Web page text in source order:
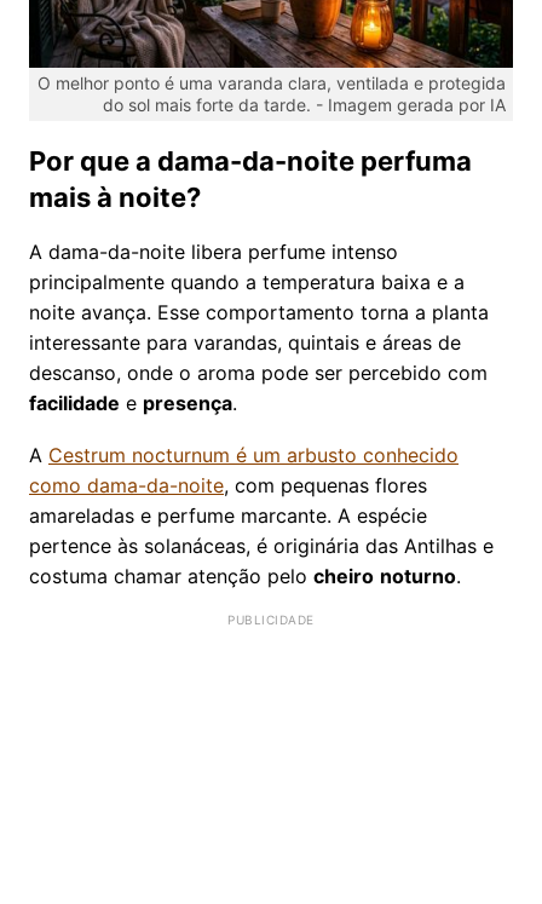
O melhor ponto é uma varanda clara, ventilada e protegida
do sol mais forte da tarde. - Imagem gerada por IA
Por que a dama-da-noite perfuma
mais à noite?
A dama-da-noite libera perfume intenso
principalmente quando a temperatura baixa e a
noite avança. Esse comportamento torna a planta
interessante para varandas, quintais e áreas de
descanso, onde o aroma pode ser percebido com
facilidade e presença.
A Cestrum nocturnum é um arbusto conhecido
como dama-da-noite, com pequenas flores
amareladas e perfume marcante. A espécie
pertence às solanáceas, é originária das Antilhas e
costuma chamar atenção pelo cheiro noturno.